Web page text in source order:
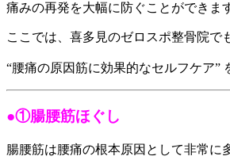
痛みの再発を大幅に防ぐことができま
ここでは、喜多見のゼロスポ整骨院で
“腰痛の原因筋に効果的なセルフケア”
●①腸腰筋ほぐし
腸腰筋は腰痛の根本原因として非常に